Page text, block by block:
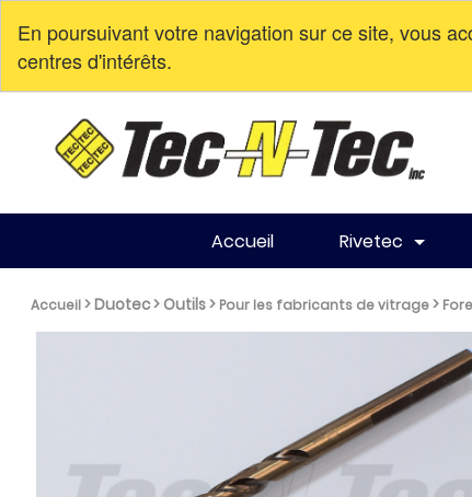
En poursuivant votre navigation sur ce site, vous
centres d'intérêts.
 Nouvelle adresse à partir du 10 avril 2023. 113-3351 AV
Accueil Rivetec
Accueil>Duotec> Outils> Pour les fabricants de vitrage>